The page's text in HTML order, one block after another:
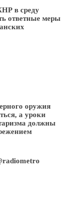
в среду
ответные меры
оружия
а уроки
должны